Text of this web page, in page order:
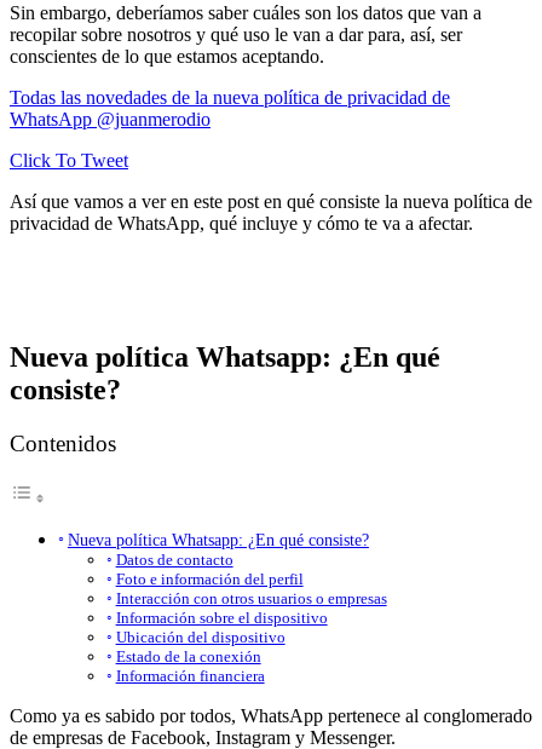
Sin embargo, deberíamos saber cuáles son los datos que van a
recopilar sobre nosotros y qué uso le van a dar para, así, ser
conscientes de lo que estamos aceptando.
Todas las novedades de la nueva política de privacidad de
WhatsApp @juanmerodio
Click To Tweet
Así que vamos a ver en este post en qué consiste la nueva política de
privacidad de WhatsApp, qué incluye y cómo te va a afectar.
Nueva política Whatsapp: ¿En qué
consiste?
Contenidos
Nueva política Whatsapp: ¿En qué consiste?
Datos de contacto
Foto e información del perfil
Interacción con otros usuarios o empresas
Información sobre el dispositivo
Ubicación del dispositivo
Estado de la conexión
Información financiera
Como ya es sabido por todos, WhatsApp pertenece al conglomerado
de empresas de Facebook, Instagram y Messenger.